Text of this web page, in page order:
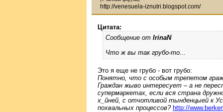
http://venesuela-iznutri.blogspot.com/
Цитата:
Сообщение от IrinaN
Что ж вы так грубо-то...
Это я еще не грубо - вот грубо:
Понятно, что с особым трепетом
Граждан жыво интересует – а не
супермаркетах, если вся страна
х_йней, с отчотливой тынденцыей к
похвальных процессов? http://